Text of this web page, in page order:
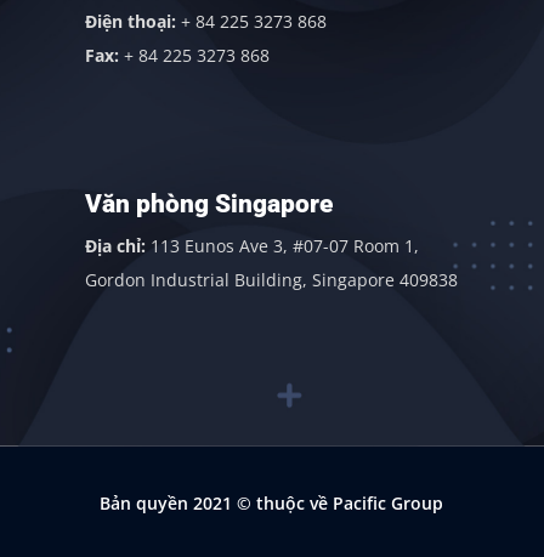
Điện thoại: + 84 225 3273 868
Fax: + 84 225 3273 868
Văn phòng Singapore
Địa chỉ: 113 Eunos Ave 3, #07-07 Room 1,
Gordon Industrial Building, Singapore 409838
Bản quyền 2021© thuộc về Pacific Group